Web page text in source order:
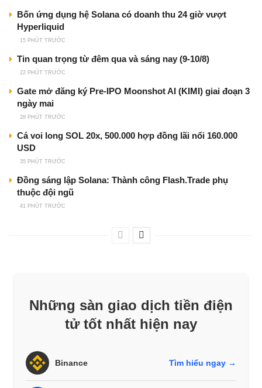
Bốn ứng dụng hệ Solana có doanh thu 24 giờ vượt
Hyperliquid
15 PHÚT TRƯỚC
Tin quan trọng từ đêm qua và sáng nay (9-10/8)
22 PHÚT TRƯỚC
Gate mở đăng ký Pre-IPO Moonshot AI (KIMI) giai đoạn 3
ngày mai
28 PHÚT TRƯỚC
Cá voi long SOL 20x, 500.000 hợp đồng lãi nổi 160.000
USD
35 PHÚT TRƯỚC
Đồng sáng lập Solana: Thành công Flash.Trade phụ
thuộc đội ngũ
41 PHÚT TRƯỚC
Những sàn giao dịch tiền điện
tử tốt nhất hiện nay
Binance Tìm hiểu ngay →